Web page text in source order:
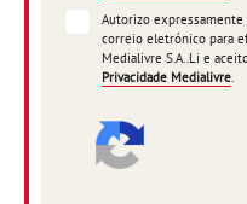
Autorizo
correio eletrónico para
Medialivre S.A..Li e
Privacidade Medialivre.